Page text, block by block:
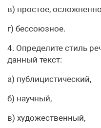
в) простое,
г) бессоюзное.
4. Определите стиль
данный текст:
а) публицистический,
б) научный,
в) художественный,